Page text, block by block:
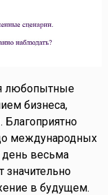
любопытные
бизнеса,
Благоприятно
международных
день весьма
значительно
в будущем.